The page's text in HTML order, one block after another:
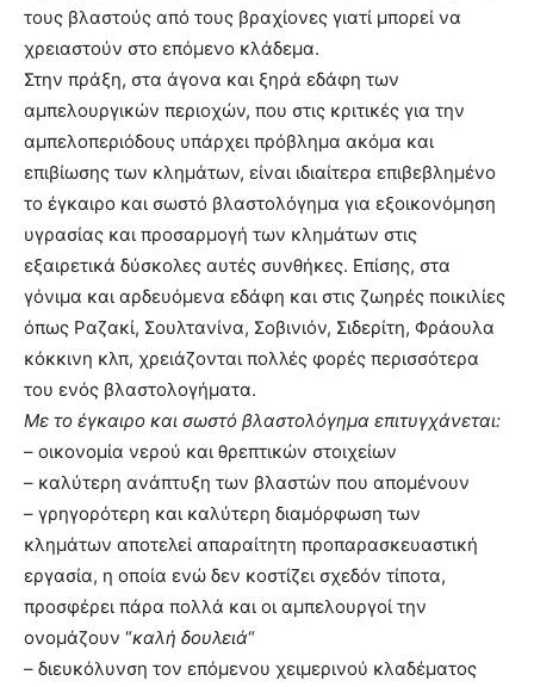
τους βλαστούς από τους βραχίονες γιατί μπορεί να
χρειαστούν στο επόμενο κλάδεμα.
Στην πράξη, στα άγονα και ξηρά εδάφη των
αμπελουργικών περιοχών, που στις κριτικές για την
αμπελοπεριόδους υπάρχει πρόβλημα ακόμα και
επιβίωσης των κλημάτων, είναι ιδιαίτερα επιβεβλημένο
το έγκαιρο και σωστό βλαστολόγημα για εξοικονόμηση
υγρασίας και προσαρμογή των κλημάτων στις
εξαιρετικά δύσκολες αυτές συνθήκες. Επίσης, στα
γόνιμα και αρδευόμενα εδάφη και στις ζωηρές ποικιλίες
όπως Ραζακί, Σουλτανίνα, Σοβινιόν, Σιδερίτη, Φράουλα
κόκκινη κλπ, χρειάζονται πολλές φορές περισσότερα
του ενός βλαστολογήματα.
Με το έγκαιρο και σωστό βλαστολόγημα επιτυγχάνεται:
– οικονομία νερού και θρεπτικών στοιχείων
– καλύτερη ανάπτυξη των βλαστών που απομένουν
– γρηγορότερη και καλύτερη διαμόρφωση των
κλημάτων αποτελεί απαραίτητη προπαρασκευαστική
εργασία, η οποία ενώ δεν κοστίζει σχεδόν τίποτα,
προσφέρει πάρα πολλά και οι αμπελουργοί την
ονομάζουν “καλή δουλειά“
– διευκόλυνση τον επόμενου χειμερινού κλαδέματος